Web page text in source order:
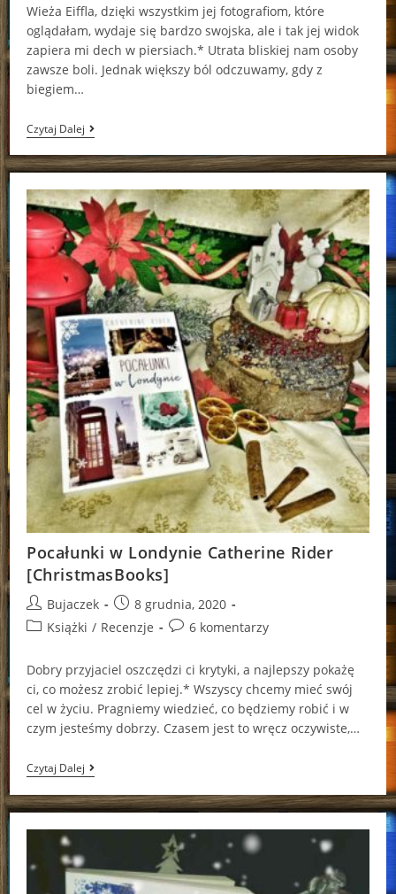
Wieża Eiffla, dzięki wszystkim jej fotografiom, które
oglądałam, wydaje się bardzo swojska, ale i tak jej widok
zapiera mi dech w piersiach.* Utrata bliskiej nam osoby
zawsze boli. Jednak większy ból odczuwamy, gdy z
biegiem…
Czytaj DalejPocałunki
W
Paryżu
Catherine
[ChristmasBooks]
Pocałunki w Londynie Catherine Rider
[ChristmasBooks]
Post
author:
Bujaczek
Post
published:
8 grudnia, 2020
PostKsiążki / Recenzje
Post6 komentarzy
Dobry przyjaciel oszczędzi ci krytyki, a najlepszy pokażę
ci, co możesz zrobić lepiej.* Wszyscy chcemy mieć swój
cel w życiu. Pragniemy wiedzieć, co będziemy robić i w
czym jesteśmy dobrzy. Czasem jest to wręcz oczywiste,…
Czytaj DalejPocałunki
W
Londynie
Catherine
[ChristmasBooks]